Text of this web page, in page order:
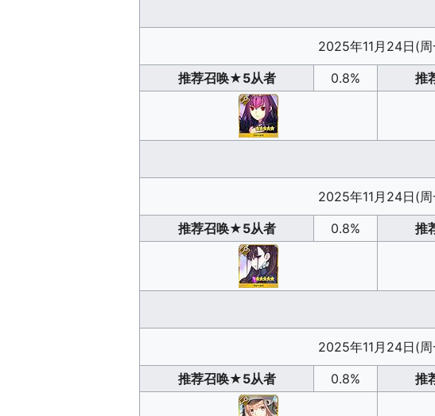
2025年11月24日(
推荐召唤★5从者 0.8% 推
2025年11月24日(
推荐召唤★5从者 0.8% 推
2025年11月24日(
推荐召唤★5从者 0.8% 推